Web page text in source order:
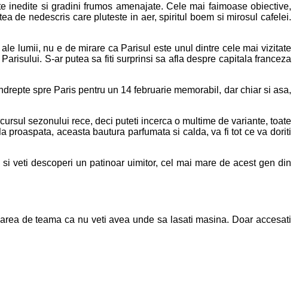
inedite si gradini frumos amenajate. Cele mai faimoase obiective,
de nedescris care pluteste in aer, spiritul boem si mirosul cafelei.
lumii, nu e de mirare ca Parisul este unul dintre cele mai vizitate
S-ar putea sa fiti surprinsi sa afla despre capitala franceza
spre Paris pentru un 14 februarie memorabil, dar chiar si asa,
sezonului rece, deci puteti incerca o multime de variante, toate
aceasta bautura parfumata si calda, va fi tot ce va doriti
veti descoperi un patinoar uimitor, cel mai mare de acest gen din
de teama ca nu veti avea unde sa lasati masina. Doar accesati